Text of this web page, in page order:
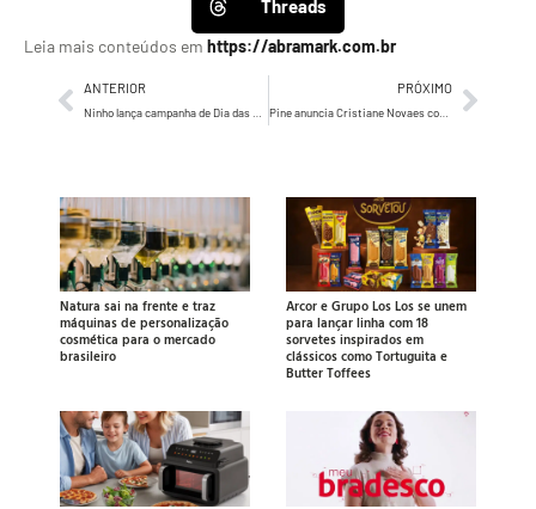
Threads
Leia mais conteúdos em https://abramark.com.br
ANTERIOR PRÓXIMO
Pine anuncia Cristiane Novaes como nova CEO após quatro anos como diretora na agência
Natura sai na frente e traz
máquinas de personalização
cosmética para o mercado
brasileiro
Arcor e Grupo Los Los se unem
para lançar linha com 18
sorvetes inspirados em
clássicos como Tortuguita e
Butter Toffees